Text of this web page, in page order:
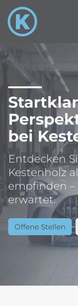
bei
Entdecken
Kestenholz
empfinden –
erwartet.
Offene Stellen